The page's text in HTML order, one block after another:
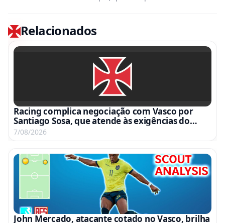
Relacionados
Racing complica negociação com Vasco por
Santiago Sosa, que atende às exigências do
clube argentino
7/08/2026
John Mercado, atacante cotado no Vasco, brilha